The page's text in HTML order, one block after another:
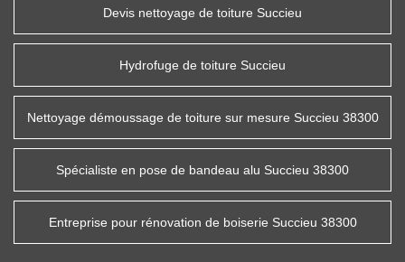
Devis nettoyage de toiture Succieu
Hydrofuge de toiture Succieu
Nettoyage démoussage de toiture sur mesure Succieu 38300
Spécialiste en pose de bandeau alu Succieu 38300
Entreprise pour rénovation de boiserie Succieu 38300